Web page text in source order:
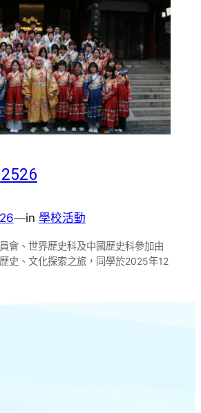
—in 學校活動
會、世界歷史科及中國歷史科參加由
史、文化探索之旅，同學於2025年12